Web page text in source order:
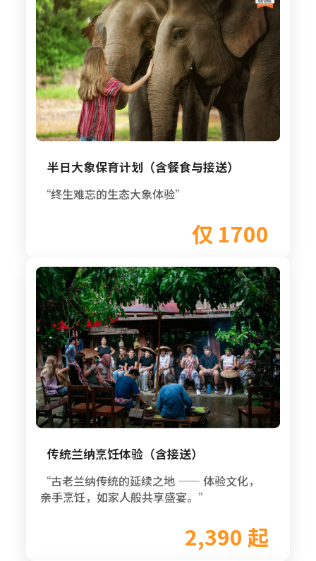
半日大象保育计划（含餐食与接送）
“终生难忘的生态大象体验”
仅 1700
传统兰纳烹饪体验（含接送）
“古老兰纳传统的延续之地 —— 体验文化，
亲手烹饪，如家人般共享盛宴。”
2,390 起